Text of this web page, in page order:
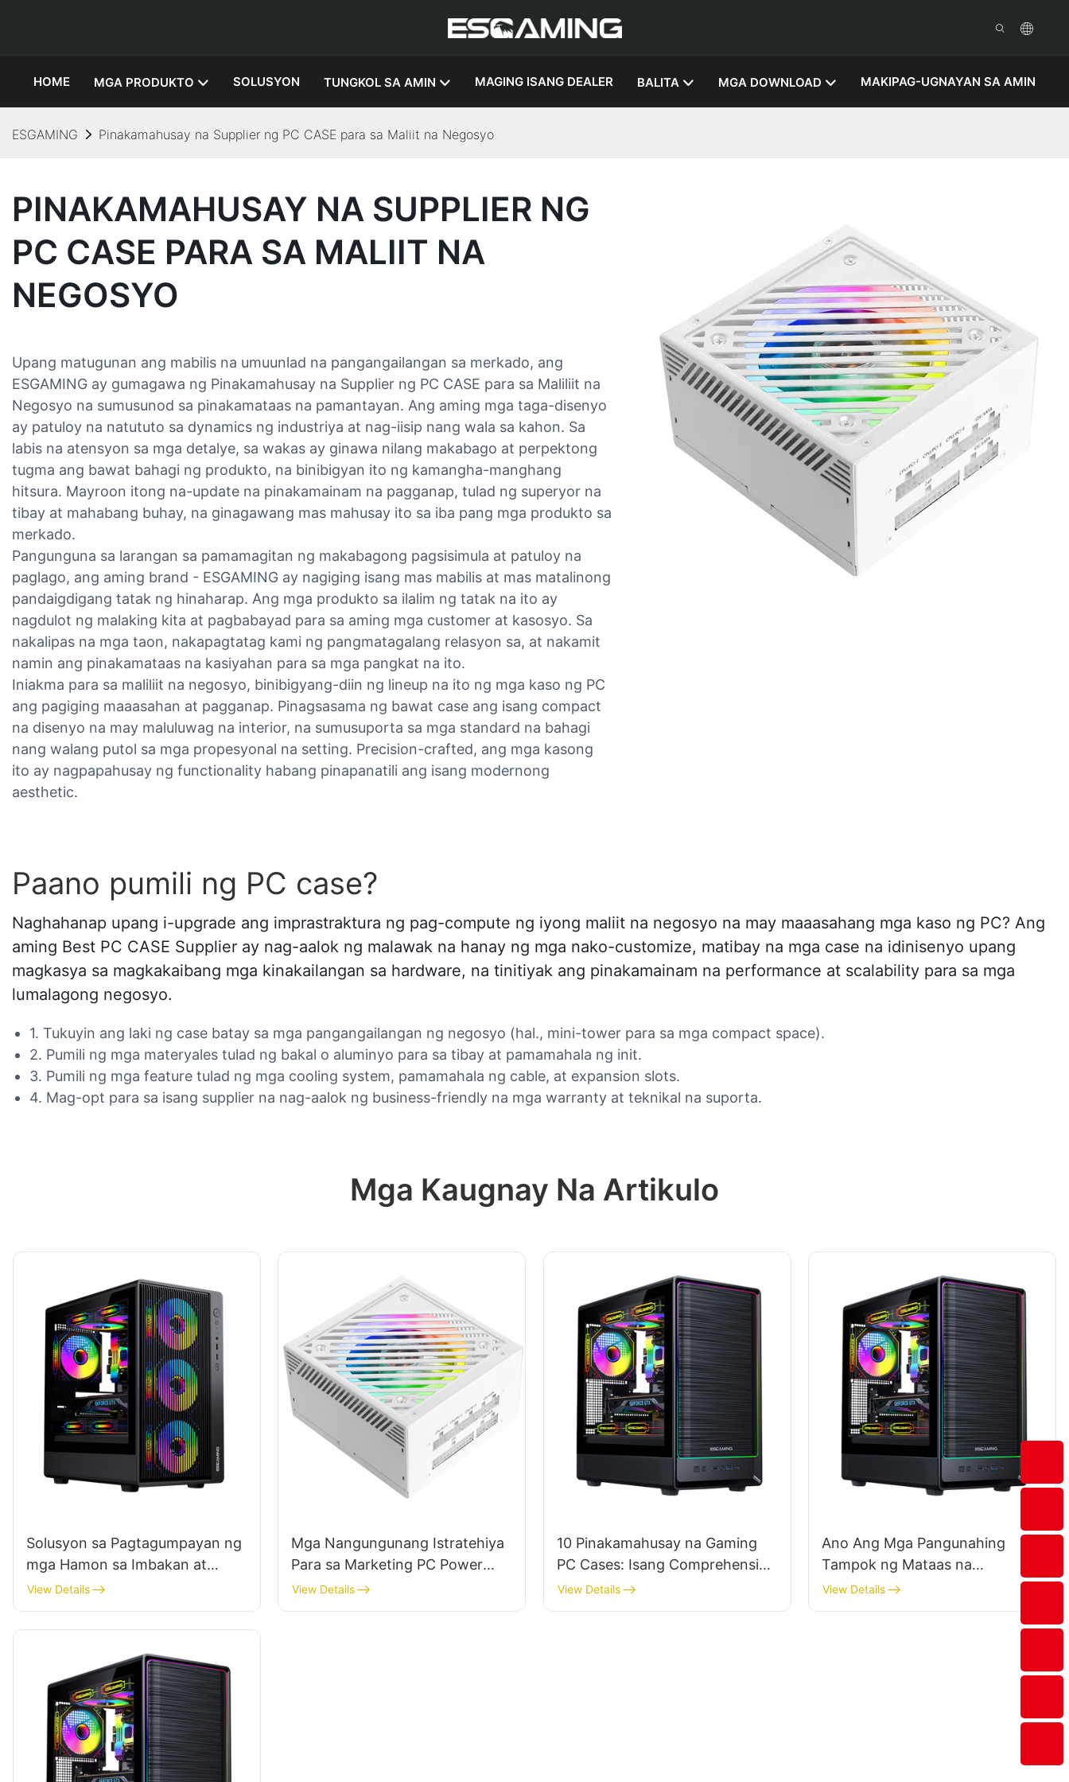
HOME MGA PRODUKTO SOLUSYON TUNGKOL SA AMIN MAGING ISANG DEALER BALITA MGA DOWNLOAD MAKIPAG-UGNAYAN SA AMIN
ESGAMING Pinakamahusay na Supplier ng PC CASE para sa Maliit na Negosyo
PINAKAMAHUSAY NA SUPPLIER NG
PC CASE PARA SA MALIIT NA
NEGOSYO
Upang matugunan ang mabilis na umuunlad na pangangailangan sa merkado, ang
ESGAMING ay gumagawa ng Pinakamahusay na Supplier ng PC CASE para sa Maliliit na
Negosyo na sumusunod sa pinakamataas na pamantayan. Ang aming mga taga-disenyo
ay patuloy na natututo sa dynamics ng industriya at nag-iisip nang wala sa kahon. Sa
labis na atensyon sa mga detalye, sa wakas ay ginawa nilang makabago at perpektong
tugma ang bawat bahagi ng produkto, na binibigyan ito ng kamangha-manghang
hitsura. Mayroon itong na-update na pinakamainam na pagganap, tulad ng superyor na
tibay at mahabang buhay, na ginagawang mas mahusay ito sa iba pang mga produkto sa
merkado.
Pangunguna sa larangan sa pamamagitan ng makabagong pagsisimula at patuloy na
paglago, ang aming brand - ESGAMING ay nagiging isang mas mabilis at mas matalinong
pandaigdigang tatak ng hinaharap. Ang mga produkto sa ilalim ng tatak na ito ay
nagdulot ng malaking kita at pagbabayad para sa aming mga customer at kasosyo. Sa
nakalipas na mga taon, nakapagtatag kami ng pangmatagalang relasyon sa, at nakamit
namin ang pinakamataas na kasiyahan para sa mga pangkat na ito.
Iniakma para sa maliliit na negosyo, binibigyang-diin ng lineup na ito ng mga kaso ng PC
ang pagiging maaasahan at pagganap. Pinagsasama ng bawat case ang isang compact
na disenyo na may maluluwag na interior, na sumusuporta sa mga standard na bahagi
nang walang putol sa mga propesyonal na setting. Precision-crafted, ang mga kasong
ito ay nagpapahusay ng functionality habang pinapanatili ang isang modernong
aesthetic.
Paano pumili ng PC case?
Naghahanap upang i-upgrade ang imprastraktura ng pag-compute ng iyong maliit na negosyo na may maaasahang mga kaso ng PC? Ang
aming Best PC CASE Supplier ay nag-aalok ng malawak na hanay ng mga nako-customize, matibay na mga case na idinisenyo upang
magkasya sa magkakaibang mga kinakailangan sa hardware, na tinitiyak ang pinakamainam na performance at scalability para sa mga
lumalagong negosyo.
1. Tukuyin ang laki ng case batay sa mga pangangailangan ng negosyo (hal., mini-tower para sa mga compact space).
2. Pumili ng mga materyales tulad ng bakal o aluminyo para sa tibay at pamamahala ng init.
3. Pumili ng mga feature tulad ng mga cooling system, pamamahala ng cable, at expansion slots.
4. Mag-opt para sa isang supplier na nag-aalok ng business-friendly na mga warranty at teknikal na suporta.
Mga Kaugnay Na Artikulo
Solusyon sa Pagtagumpayan ng
mga Hamon sa Imbakan at
Logistika sa Tagagawa ng
Gaming PC Case
View Details
Mga Nangungunang Istratehiya
Para sa Marketing PC Power
Supplies Bilang Isang
Manufacturer
View Details
10 Pinakamahusay na Gaming
PC Cases: Isang Comprehensive
na Listahan ng Mamimili​
View Details
Ano Ang Mga Pangunahing
Tampok ng Mataas na
Pagganap na Mga Kaso ng PC
sa Paglalaro?​
View Details